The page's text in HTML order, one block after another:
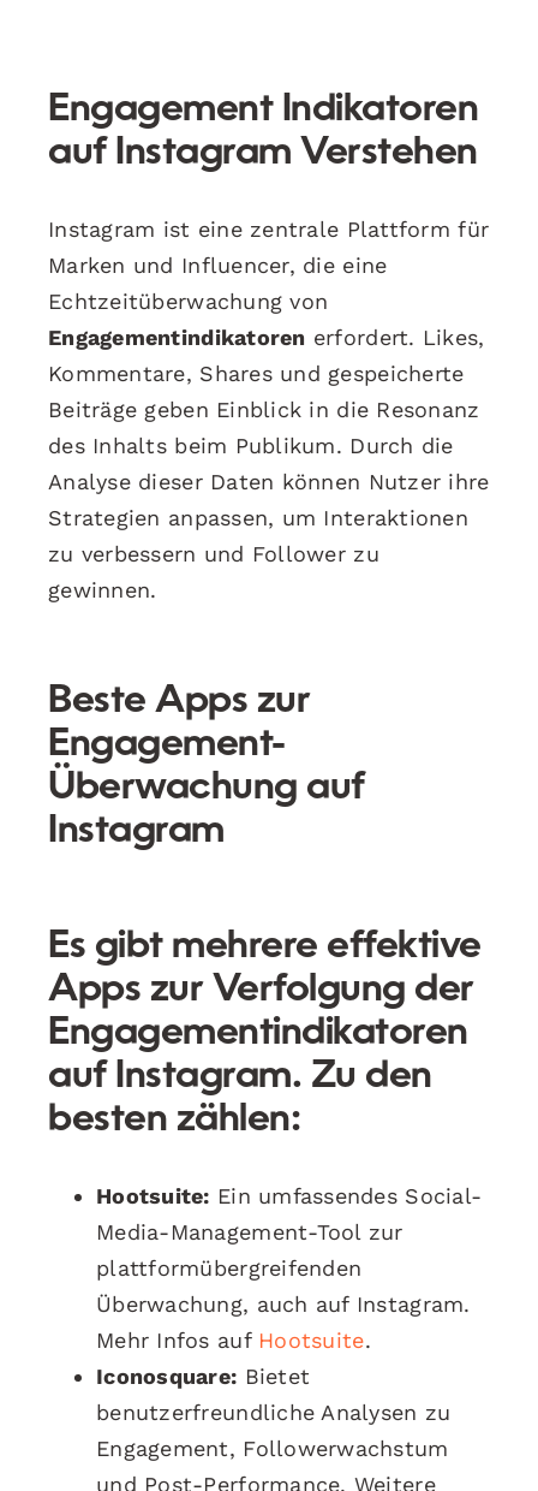
Engagement Indikatoren
auf Instagram Verstehen
Instagram ist eine zentrale Plattform für
Marken und Influencer, die eine
Echtzeitüberwachung von
Engagementindikatoren erfordert. Likes,
Kommentare, Shares und gespeicherte
Beiträge geben Einblick in die Resonanz
des Inhalts beim Publikum. Durch die
Analyse dieser Daten können Nutzer ihre
Strategien anpassen, um Interaktionen
zu verbessern und Follower zu
gewinnen.
Beste Apps zur
Engagement-
Überwachung auf
Instagram
Es gibt mehrere effektive
Apps zur Verfolgung der
Engagementindikatoren
auf Instagram. Zu den
besten zählen:
Hootsuite: Ein umfassendes Social-
Media-Management-Tool zur
plattformübergreifenden
Überwachung, auch auf Instagram.
Mehr Infos auf Hootsuite.
Iconosquare: Bietet
benutzerfreundliche Analysen zu
Engagement, Followerwachstum
und Post-Performance. Weitere